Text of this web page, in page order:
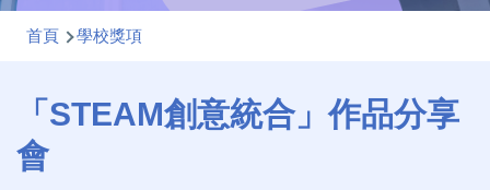
導
連
結
首頁 學校獎項
「STEAM創意統合」作品分享
會